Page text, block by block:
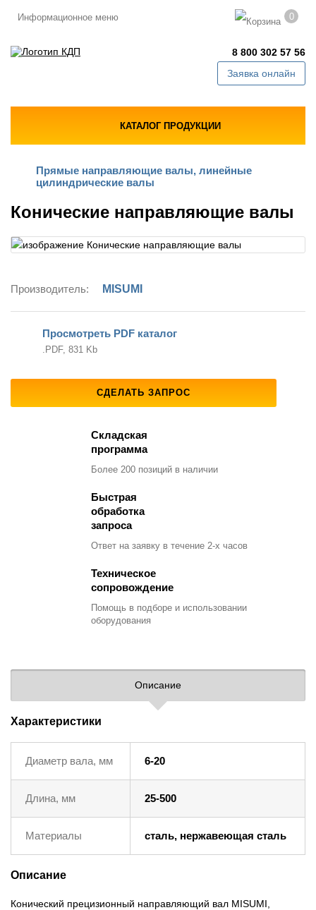
Информационное меню 0
8 800 302 57 56
Заявка онлайн
КАТАЛОГ ПРОДУКЦИИ
Прямые направляющие валы, линейные
цилиндрические валы
Конические направляющие валы
Производитель: MISUMI
Просмотреть PDF каталог
.PDF, 831 Kb
СДЕЛАТЬ ЗАПРОС
Складская
программа
Более 200 позиций в наличии
Быстрая
обработка
запроса
Ответ на заявку в течение 2-х часов
Техническое
сопровождение
Помощь в подборе и использовании
оборудования
Описание
Характеристики
Диаметр вала, мм 6-20
Длина, мм 25-500
Материалы сталь, нержавеющая сталь
Описание
Конический прецизионный направляющий вал MISUMI,